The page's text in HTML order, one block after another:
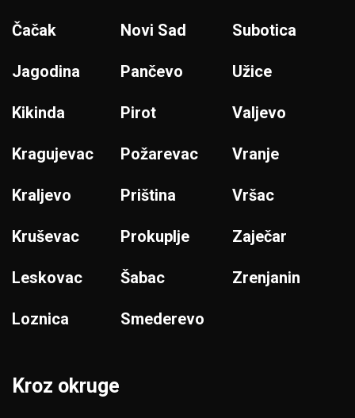
Čačak
Jagodina
Kikinda
Kragujevac
Kraljevo
Kruševac
Leskovac
Loznica
Novi Sad
Pančevo
Pirot
Požarevac
Priština
Prokuplje
Šabac
Smederevo
Subotica
Užice
Valjevo
Vranje
Vršac
Zaječar
Zrenjanin
Kroz okruge